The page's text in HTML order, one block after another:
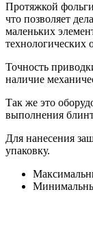
Протяжкой
что позволяет
маленьких
технологических
Точность
наличие
Так же это
выполнения
Для нанесения
упаковку.